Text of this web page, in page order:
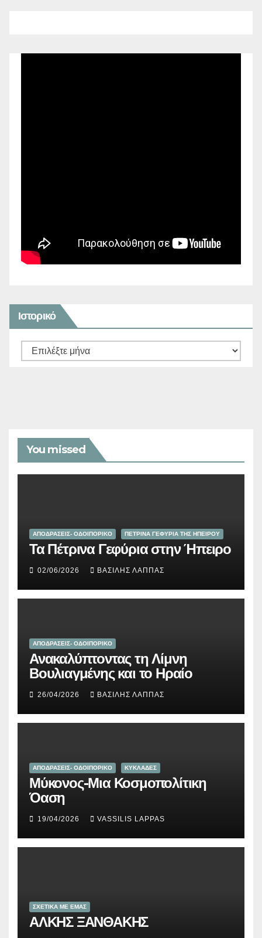
Ιστορικό
Ιστορικό
You missed
ΑΠΟΔΡΑΣΕΙΣ- ΟΔΟΙΠΟΡΙΚΟ ΠΕΤΡΙΝΑ ΓΕΦΥΡΙΑ ΤΗΣ ΗΠΕΙΡΟΥ
Τα Πέτρινα Γεφύρια στην Ήπειρο
02/06/2026 ΒΑΣΊΛΗΣ ΛΆΠΠΑΣ
ΑΠΟΔΡΑΣΕΙΣ- ΟΔΟΙΠΟΡΙΚΟ
Ανακαλύπτοντας τη Λίμνη
Βουλιαγμένης και το Ηραίο
26/04/2026 ΒΑΣΊΛΗΣ ΛΆΠΠΑΣ
ΑΠΟΔΡΑΣΕΙΣ- ΟΔΟΙΠΟΡΙΚΟ ΚΥΚΛΑΔΕΣ
Μύκονος-Μια Κοσμοπολίτικη
Όαση
19/04/2026 VASSILIS LAPPAS
ΣΧΕΤΙΚΑ ΜΕ ΕΜΑΣ
ΑΛΚΗΣ ΞΑΝΘΑΚΗΣ